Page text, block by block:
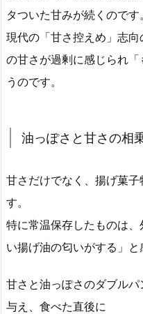
タついた甘みが続くのです。
現代の「甘さ控えめ」志
の甘さが過剰に感じられ
うのです。
油っぽさと甘さの相
甘さだけでなく、揚げ菓
す。
特に常温保存したものは
い揚げ油の匂いがする」と
甘さと油っぽさのダブル
与え、食べた直後に